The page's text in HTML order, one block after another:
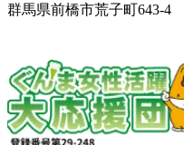
群馬県前橋市荒子町643-4